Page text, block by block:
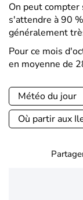
On peut
s'attendre à 90
généralement
Pour ce mois
en moyenne de
Météo du jour
Où partir aux